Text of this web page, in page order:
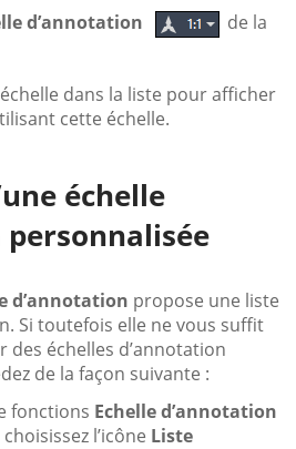
d’annotation
de la
dans la liste pour afficher
cette échelle.
échelle
d’annotation propose une liste
Si toutefois elle ne vous suffit
des échelles d’annotation
de la façon suivante :
fonctions Echelle d’annotation
choisissez l’icône Liste